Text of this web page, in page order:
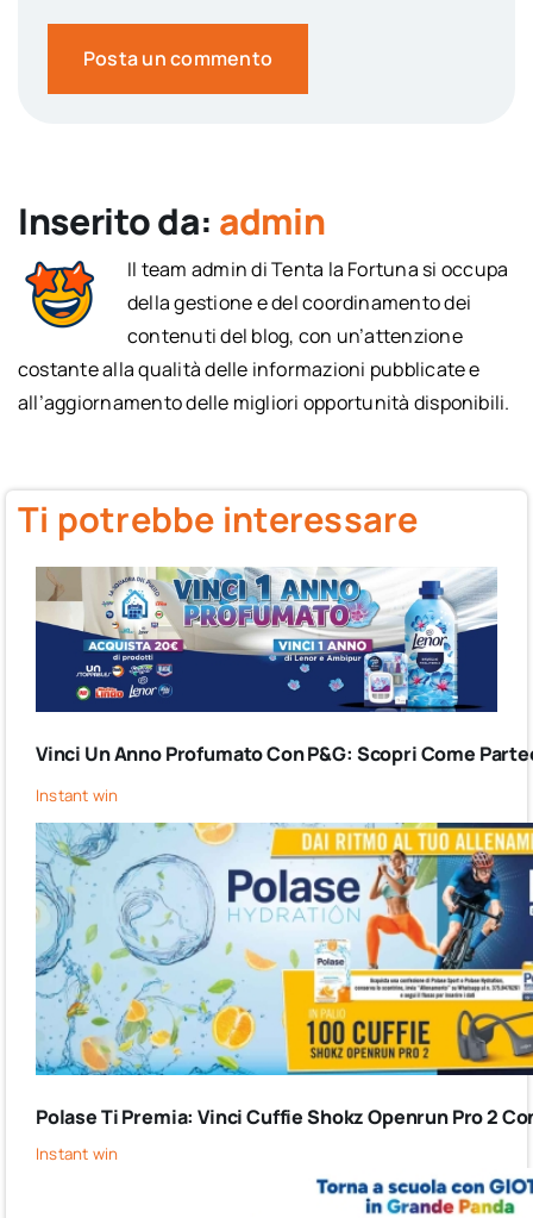
Inserito da: admin
Il team admin di Tenta la Fortuna si occupa
della gestione e del coordinamento dei
contenuti del blog, con un’attenzione
costante alla qualità delle informazioni pubblicate e
all’aggiornamento delle migliori opportunità disponibili.
Ti potrebbe interessare
Vinci Un Anno Profumato Con P&G: Scopri Come
Instant win
Polase Ti Premia: Vinci Cuffie Shokz Openrun Pro 2
Instant win